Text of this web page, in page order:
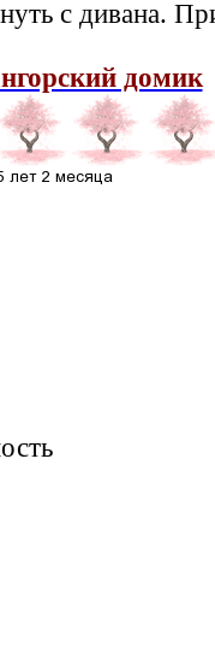
с дивана.
домик